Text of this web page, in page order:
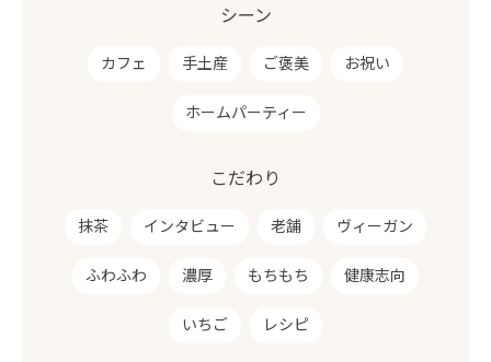
シーン
カフェ 手土産 ご褒美 お祝い
ホームパーティー
こだわり
抹茶 インタビュー 老舗 ヴィーガン
ふわふわ 濃厚 もちもち 健康志向
いちご レシピ